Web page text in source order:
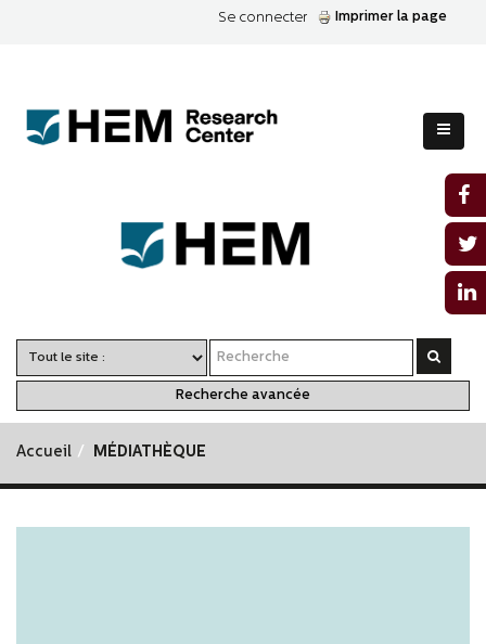
Se connecter Imprimer la page
Recherche avancée
Accueil MÉDIATHÈQUE